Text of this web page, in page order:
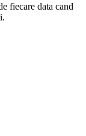
fiecare data cand